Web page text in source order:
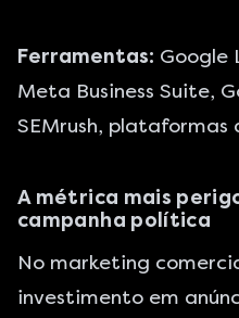
Ferramentas: Google
Meta Business Suite,
SEMrush, plataformas
A métrica mais
campanha política
No marketing
investimento em